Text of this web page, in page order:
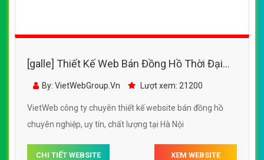
[galle] Thiết Kế Web Bán Đồng Hồ Thời Đại
đẹp, chuyên nghiệp chuẩn SEO
By: VietWebGroup.Vn Lượt xem: 21200
VietWeb công ty chuyên thiết kế website bán đồng hồ
chuyên nghiệp, uy tín, chất lượng tại Hà Nội
CHI TIẾT WEBSITE XEM WEBSITE